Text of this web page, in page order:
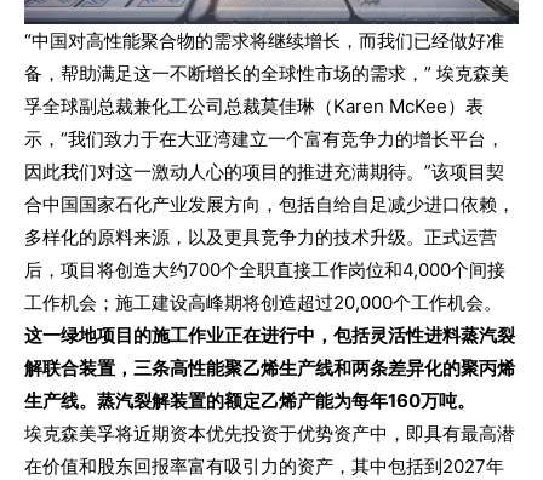
“中国对高性能聚合物的需求将继续增长，而我们已经做好准
备，帮助满足这一不断增长的全球性市场的需求，” 埃克森美
孚全球副总裁兼化工公司总裁莫佳琳（Karen McKee）表
示，“我们致力于在大亚湾建立一个富有竞争力的增长平台，
因此我们对这一激动人心的项目的推进充满期待。”该项目契
合中国国家石化产业发展方向，包括自给自足减少进口依赖，
多样化的原料来源，以及更具竞争力的技术升级。正式运营
后，项目将创造大约700个全职直接工作岗位和4,000个间接
工作机会；施工建设高峰期将创造超过20,000个工作机会。
这一绿地项目的施工作业正在进行中，包括灵活性进料蒸汽裂
解联合装置，三条高性能聚乙烯生产线和两条差异化的聚丙烯
生产线。蒸汽裂解装置的额定乙烯产能为每年160万吨。
埃克森美孚将近期资本优先投资于优势资产中，即具有最高潜
在价值和股东回报率富有吸引力的资产，其中包括到2027年